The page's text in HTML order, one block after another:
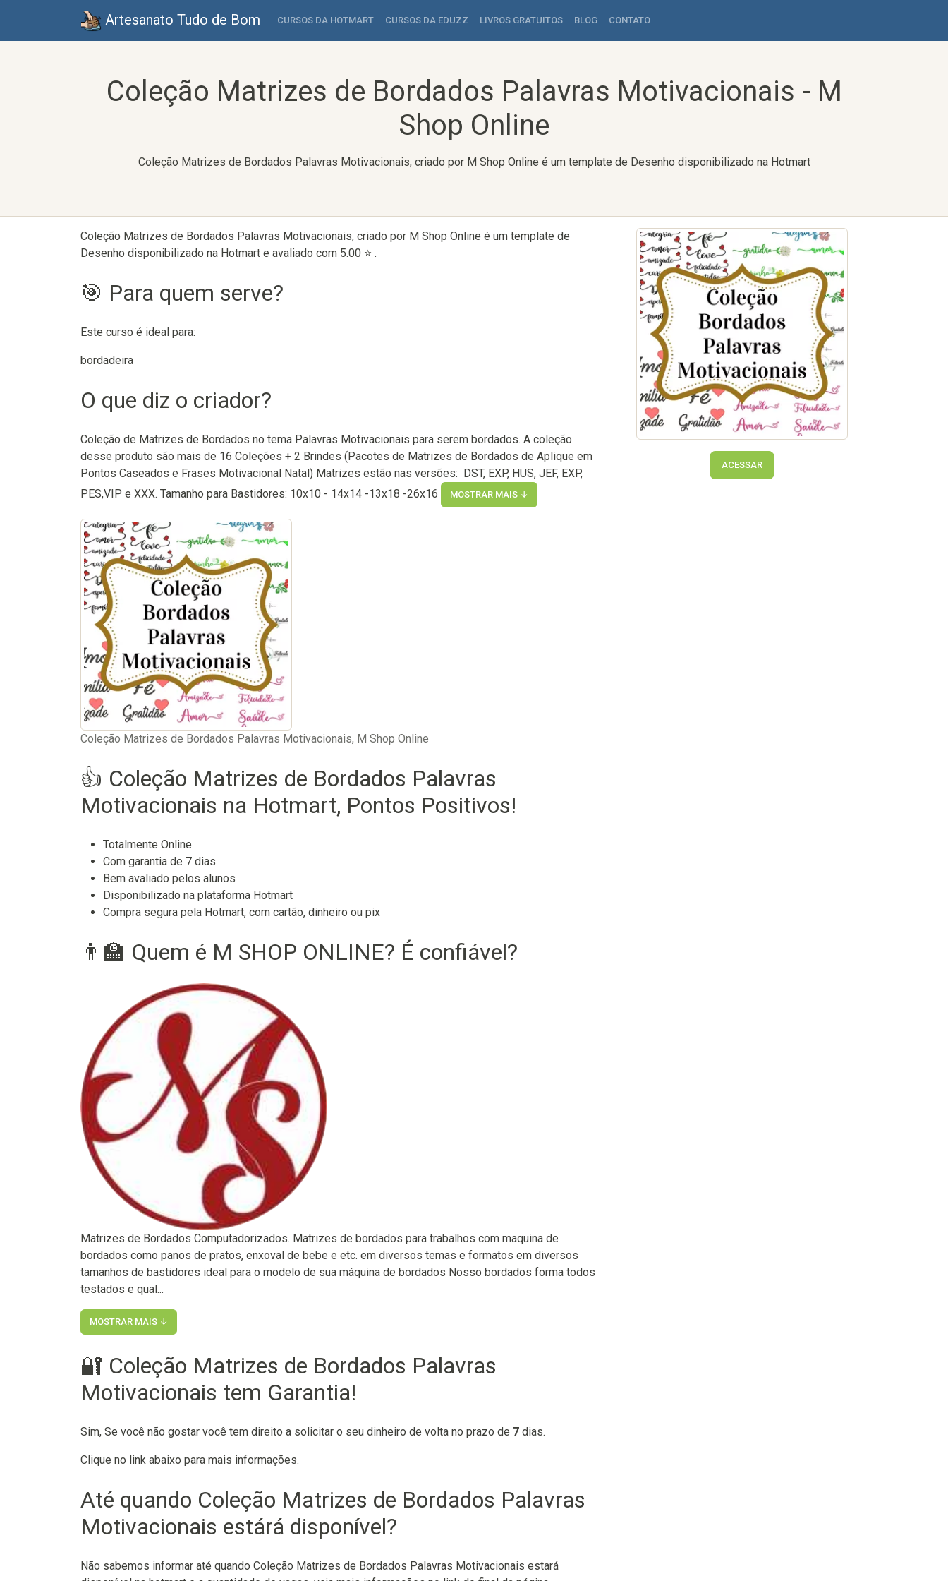
Artesanato Tudo de Bom CURSOS DA HOTMART CURSOS DA EDUZZ LIVROS GRATUITOS BLOG CONTATO
Coleção Matrizes de Bordados Palavras Motivacionais - M
Shop Online
Coleção Matrizes de Bordados Palavras Motivacionais, criado por M Shop Online é um template de Desenho disponibilizado na Hotmart
Coleção Matrizes de Bordados Palavras Motivacionais, criado por M Shop Online é um template de
Desenho disponibilizado na Hotmart e avaliado com 5.00 ⭐ .
🎯 Para quem serve?
Este curso é ideal para:
bordadeira
O que diz o criador?
Coleção de Matrizes de Bordados no tema Palavras Motivacionais para serem bordados. A coleção
desse produto são mais de 16 Coleções + 2 Brindes (Pacotes de Matrizes de Bordados de Aplique em
Pontos Caseados e Frases Motivacional Natal) Matrizes estão nas versões: DST, EXP, HUS, JEF, EXP,
PES,VIP e XXX. Tamanho para Bastidores: 10x10 - 14x14 -13x18 -26x16
MOSTRAR MAIS ↓
Coleção Matrizes de Bordados Palavras Motivacionais, M Shop Online
👍 Coleção Matrizes de Bordados Palavras
Motivacionais na Hotmart, Pontos Positivos!
Totalmente Online
Com garantia de 7 dias
Bem avaliado pelos alunos
Disponibilizado na plataforma Hotmart
Compra segura pela Hotmart, com cartão, dinheiro ou pix
👨‍🏫 Quem é M SHOP ONLINE? É confiável?
Matrizes de Bordados Computadorizados. Matrizes de bordados para trabalhos com maquina de
bordados como panos de pratos, enxoval de bebe e etc. em diversos temas e formatos em diversos
tamanhos de bastidores ideal para o modelo de sua máquina de bordados Nosso bordados forma todos
testados e qual...
MOSTRAR MAIS ↓
🔐 Coleção Matrizes de Bordados Palavras
Motivacionais tem Garantia!
Sim, Se você não gostar você tem direito a solicitar o seu dinheiro de volta no prazo de 7 dias.
Clique no link abaixo para mais informações.
Até quando Coleção Matrizes de Bordados Palavras
Motivacionais estárá disponível?
Não sabemos informar até quando Coleção Matrizes de Bordados Palavras Motivacionais estará
ACESSAR